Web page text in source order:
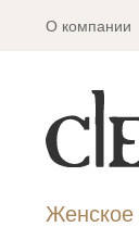
О компании
Женское